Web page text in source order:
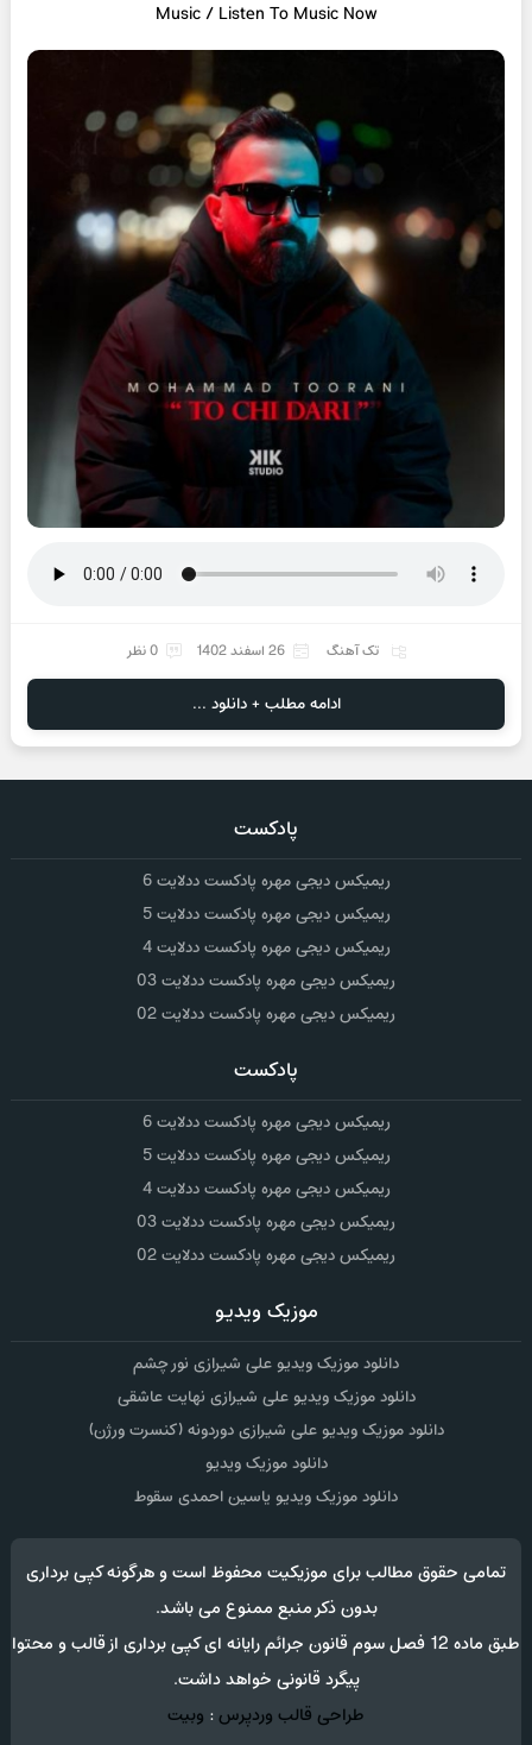
Music / Listen To Music Now
تک آهنگ 26 اسفند 1402 0 نظر
ادامه مطلب + دانلود ...
پادکست
ریمیکس دیجی مهره پادکست ددلایت 6
ریمیکس دیجی مهره پادکست ددلایت 5
ریمیکس دیجی مهره پادکست ددلایت 4
ریمیکس دیجی مهره پادکست ددلایت 03
ریمیکس دیجی مهره پادکست ددلایت 02
پادکست
ریمیکس دیجی مهره پادکست ددلایت 6
ریمیکس دیجی مهره پادکست ددلایت 5
ریمیکس دیجی مهره پادکست ددلایت 4
ریمیکس دیجی مهره پادکست ددلایت 03
ریمیکس دیجی مهره پادکست ددلایت 02
موزیک ویدیو
دانلود موزیک ویدیو علی شیرازی نور چشم
دانلود موزیک ویدیو علی شیرازی نهایت عاشقی
دانلود موزیک ویدیو علی شیرازی دوردونه (کنسرت ورژن)
دانلود موزیک ویدیو
دانلود موزیک ویدیو یاسین احمدی سقوط
تمامی حقوق مطالب برای موزیکیت محفوظ است و هرگونه کپی برداری
بدون ذکر منبع ممنوع می باشد.
طبق ماده 12 فصل سوم قانون جرائم رایانه ای کپی برداری از قالب و محتوا
پیگرد قانونی خواهد داشت.
طراحی قالب وردپرس: وبیت